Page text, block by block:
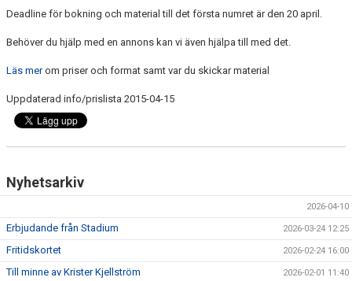
SPONSRING
MÖLLEBLADET
SFIF PROFILER & MINNEN
BILDGALLERI
GÅSALOPPET
HITTA HIT
PROFILPRODUKTER
Deadline för bokning och material till det första numret är den 20 april.
Behöver du hjälp med en annons kan vi även hjälpa till med det.
Läs merom priser och format samt var du skickar material
Uppdaterad info/prislista 2015-04-15
Nyhetsarkiv
2026-04-10
Erbjudande från Stadium 2026-03-24 12:25
Fritidskortet 2026-02-24 16:00
Till minne av Krister Kjellström 2026-02-01 11:40